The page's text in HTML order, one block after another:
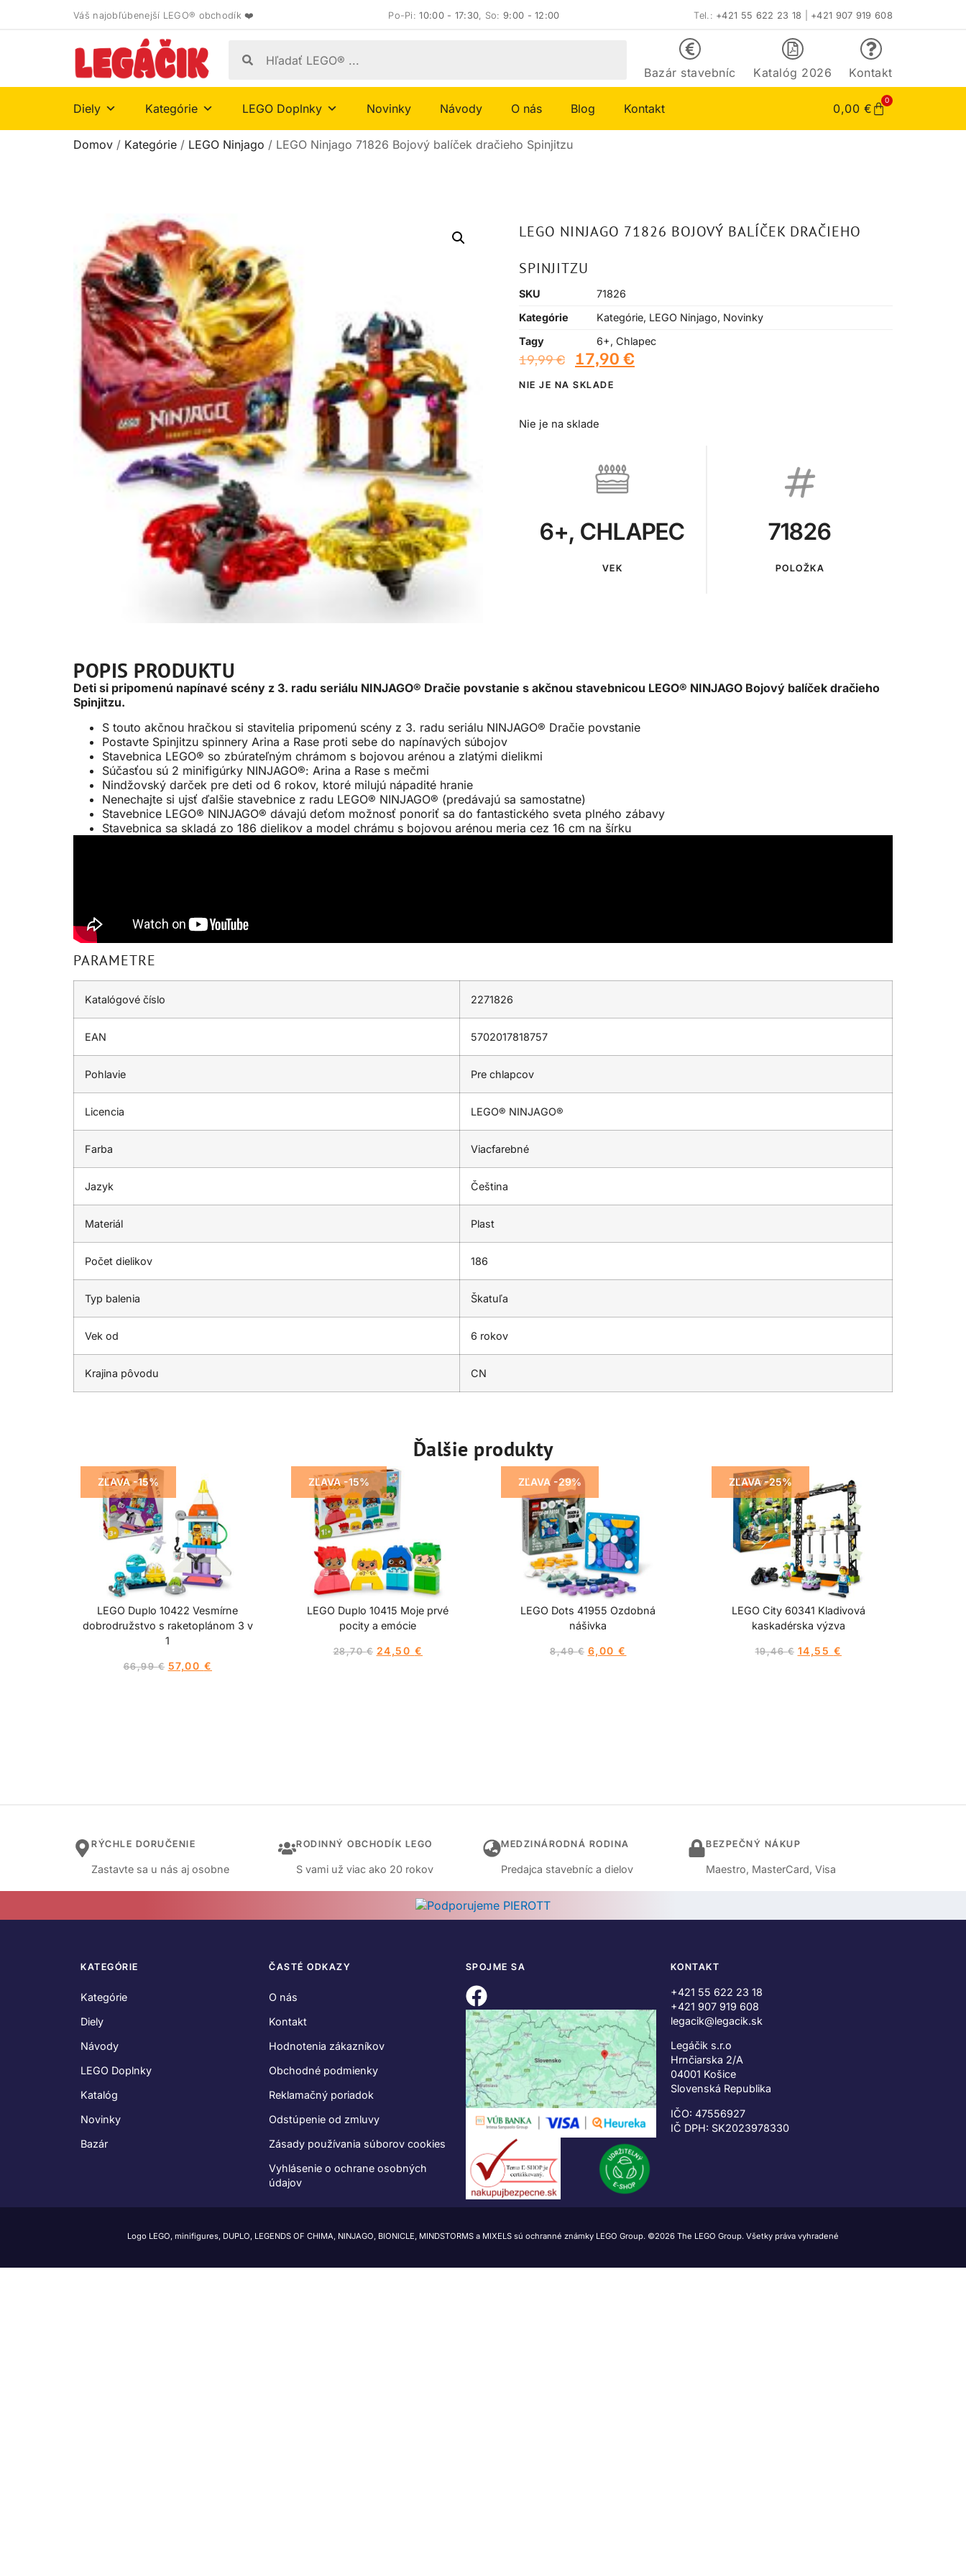
Váš najobľúbenejší LEGO® obchodík ❤️ Po-Pi:10:00 - 17:30, So:9:00 - 12:00 Tel.: +421 55 622 23 18 +421 907 919 608
Bazár stavebníc Katalóg 2026 Kontakt
Diely Kategórie LEGO Doplnky Novinky Návody O nás Blog Kontakt 0,00 €
0
Domov / Kategórie / LEGO Ninjago / LEGO Ninjago 71826 Bojový balíček dračieho Spinjitzu
LEGO NINJAGO 71826 BOJOVÝ BALÍČEK DRAČIEHO
SPINJITZU
SKU
71826
Kategórie
Kategórie, LEGO Ninjago, Novinky
Tagy
6+, Chlapec
19,99€ 17,90 €
NIE JE NA SKLADE
Nie je na sklade
6+, CHLAPEC
VEK
71826
POLOŽKA
POPIS PRODUKTU
Deti si pripomenú napínavé scény z 3. radu seriálu NINJAGO® Dračie povstanie s akčnou stavebnicou LEGO® NINJAGO Bojový balíček dračieho
Spinjitzu.
S touto akčnou hračkou si stavitelia pripomenú scény z 3. radu seriálu NINJAGO® Dračie povstanie
Postavte Spinjitzu spinnery Arina a Rase proti sebe do napínavých súbojov
Stavebnica LEGO® so zbúrateľným chrámom s bojovou arénou a zlatými dielikmi
Súčasťou sú 2 minifigúrky NINJAGO®: Arina a Rase s mečmi
Nindžovský darček pre deti od 6 rokov, ktoré milujú nápadité hranie
Nenechajte si ujsť ďalšie stavebnice z radu LEGO® NINJAGO® (predávajú sa samostatne)
Stavebnice LEGO® NINJAGO® dávajú deťom možnosť ponoriť sa do fantastického sveta plného zábavy
Stavebnica sa skladá zo 186 dielikov a model chrámu s bojovou arénou meria cez 16 cm na šírku
PARAMETRE
Katalógové číslo 2271826
EAN 5702017818757
Pohlavie Pre chlapcov
Licencia LEGO® NINJAGO®
Farba Viacfarebné
Jazyk Čeština
Materiál Plast
Počet dielikov 186
Typ balenia Škatuľa
Vek od 6 rokov
Krajina pôvodu CN
Ďalšie produkty
ZĽAVA -15%
LEGO Duplo 10422 Vesmírne
dobrodružstvo s raketoplánom 3 v
1
66,99€ 57,00 €
ZĽAVA -15%
LEGO Duplo 10415 Moje prvé
pocity a emócie
28,70€ 24,50 €
ZĽAVA -29%
LEGO Dots 41955 Ozdobná
nášivka
8,49€ 6,00 €
ZĽAVA -25%
LEGO City 60341 Kladivová
kaskadérska výzva
19,46€ 14,55 €
RÝCHLE DORUČENIE
Zastavte sa u nás aj osobne
RODINNÝ OBCHODÍK LEGO
S vami už viac ako 20 rokov
MEDZINÁRODNÁ RODINA
Predajca stavebníc a dielov
BEZPEČNÝ NÁKUP
Maestro, MasterCard, Visa
KATEGÓRIE
Kategórie
Diely
Návody
LEGO Doplnky
Katalóg
Novinky
Bazár
ČASTÉ ODKAZY
O nás
Kontakt
Hodnotenia zákazníkov
Obchodné podmienky
Reklamačný poriadok
Odstúpenie od zmluvy
Zásady používania súborov cookies
Vyhlásenie o ochrane osobných
údajov
SPOJME SA KONTAKT
+421 55 622 23 18
+421 907 919 608
legacik@legacik.sk
Legáčik s.r.o
Hrnčiarska 2/A
04001 Košice
Slovenská Republika
IČO: 47556927
IČ DPH: SK2023978330
Logo LEGO, minifigures, DUPLO, LEGENDS OF CHIMA, NINJAGO, BIONICLE, MINDSTORMS a MIXELS sú ochranné známky LEGO Group. ©2026 The LEGO Group. Všetky práva vyhradené